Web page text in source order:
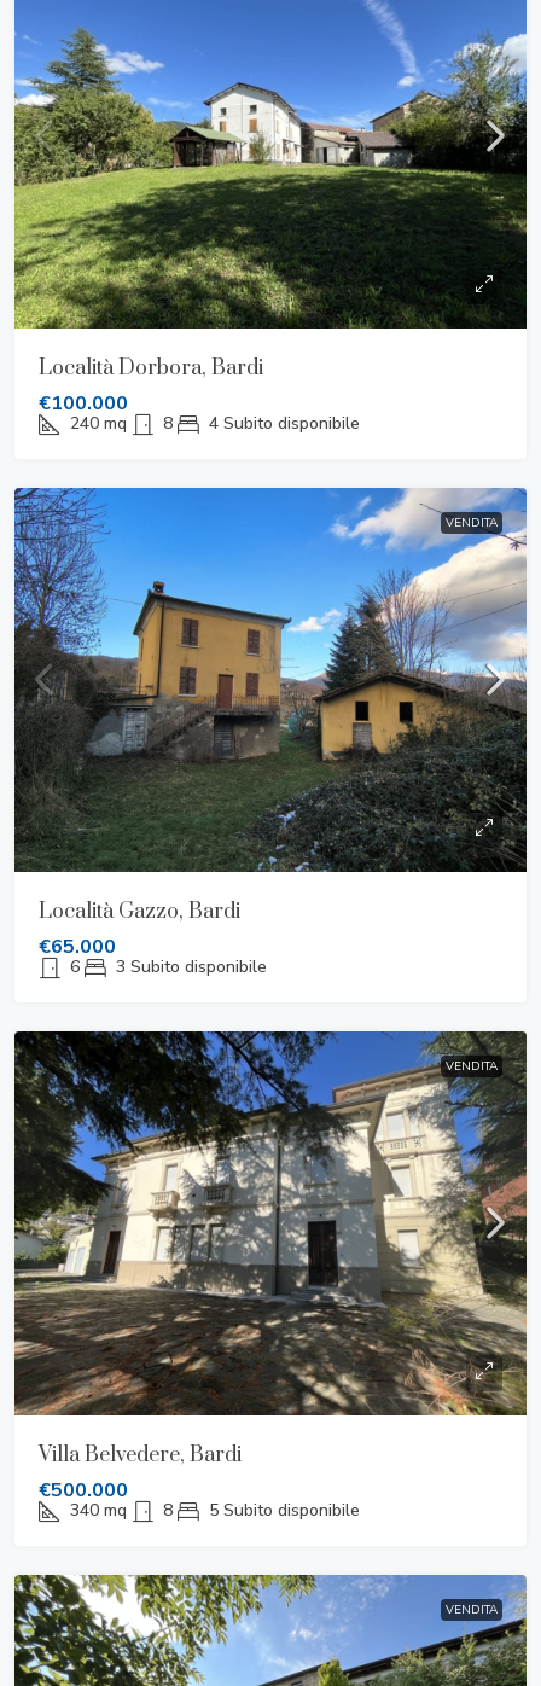
Località Dorbora, Bardi
€100.000
240 mq 8 4 Subito disponibile
VENDITA
Località Gazzo, Bardi
€65.000
6 3 Subito disponibile
VENDITA
Villa Belvedere, Bardi
€500.000
340 mq 8 5 Subito disponibile
VENDITA